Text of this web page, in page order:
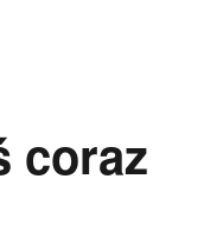
coraz